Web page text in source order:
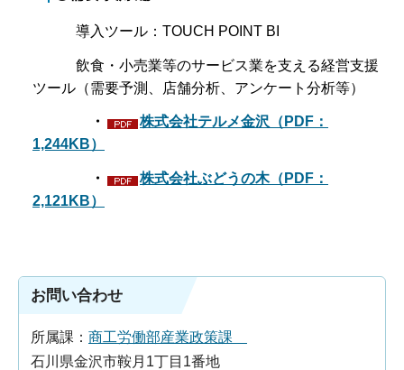
導入ツール：TOUCH POINT BI
飲食・小売業等のサービス業を支える経営支援
ツール（需要予測、店舗分析、アンケート分析等）
・
株式会社テルメ金沢（PDF：
1,244KB）
・
株式会社ぶどうの木（PDF：
2,121KB）
お問い合わせ
所属課： 商工労働部産業政策課
石川県金沢市鞍月1丁目1番地